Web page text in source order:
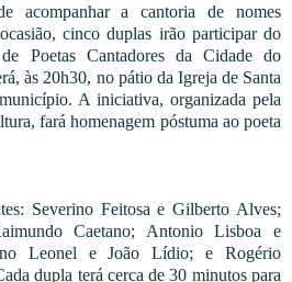
acompanhar a cantoria de nomes
cinco duplas irão participar do
Poetas Cantadores da Cidade do
às 20h30, no pátio da Igreja de Santa
A iniciativa, organizada pela
fará homenagem póstuma ao poeta
Severino Feitosa e Gilberto Alves;
Caetano; Antonio Lisboa e
Leonel e João Lídio; e Rogério
dupla terá cerca de 30 minutos para